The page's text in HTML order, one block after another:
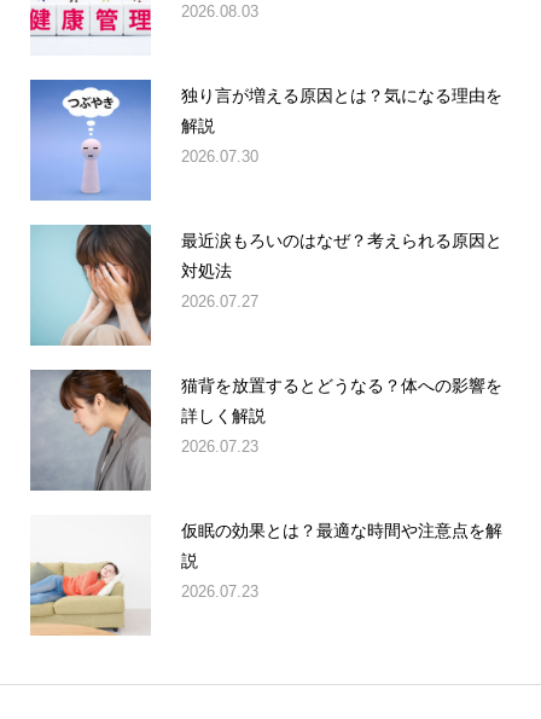
2026.08.03
独り言が増える原因とは？気になる理由を
解説
2026.07.30
最近涙もろいのはなぜ？考えられる原因と
対処法
2026.07.27
猫背を放置するとどうなる？体への影響を
詳しく解説
2026.07.23
仮眠の効果とは？最適な時間や注意点を解
説
2026.07.23